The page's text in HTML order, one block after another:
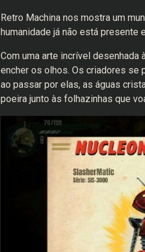
Retro Machina nos mostra um
humanidade já não está presente
Com uma arte incrível
encher os olhos. Os criadores se
ao passar por elas, as águas
poeira junto às folhazinhas que